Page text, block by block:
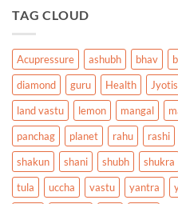
TAG CLOUD
Acupressure ashubh bhav
diamond
guru Health
land vastu
lemon mangal
panchag
planet rahu rashi
shakun
shani shubh shukra
tula
uccha vastu yantra